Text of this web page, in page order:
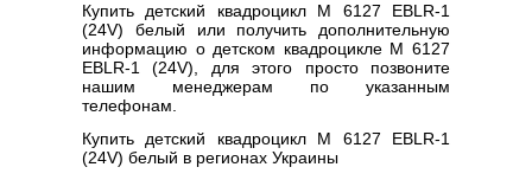
Купить детский квадроцикл M 6127 EBLR-1
(24V) белый или получить дополнительную
информацию о детском квадроцикле M 6127
EBLR-1 (24V), для этого просто позвоните
нашим менеджерам по указанным
телефонам.
Купить детский квадроцикл M 6127 EBLR-1
(24V) белый в регионах Украины